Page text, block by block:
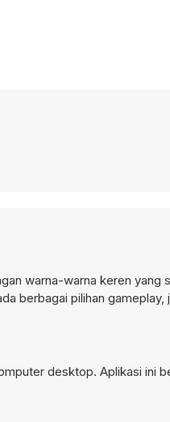
warna-warna keren yang
berbagai pilihan
desktop. Aplikasi ini